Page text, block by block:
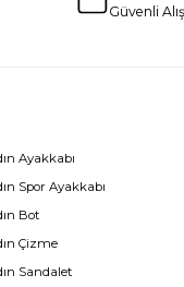
Güvenli
Ayakkabı
Spor Ayakkabı
Bot
Çizme
Sandalet